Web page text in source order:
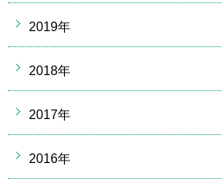
2019年
2018年
2017年
2016年